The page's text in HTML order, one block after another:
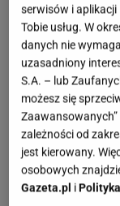
kuchnię w tym
pomiędzy
Styl Japandi w
przytulność
Styl Japandi to
proste linie,
serwisów i aplikacji
Tobie usług. W
danych nie
uzasadniony
S.A. – lub
możesz się
zależności od
jest kierowany.
osobowych
Gazeta.pl i